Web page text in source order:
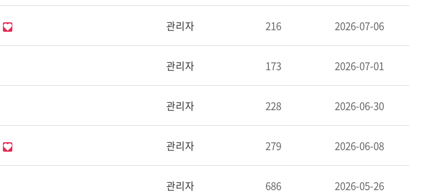
관리자 216 2026-07-06
관리자 173 2026-07-01
관리자 228 2026-06-30
관리자 279 2026-06-08
관리자 686 2026-05-26